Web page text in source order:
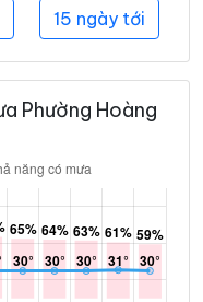
15 ngày tới
Phường Hoàng